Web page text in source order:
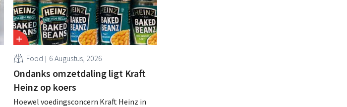
Food 6 Augustus, 2026
Ondanks omzetdaling ligt Kraft
Heinz op koers
Hoewel voedingsconcern Kraft Heinz in